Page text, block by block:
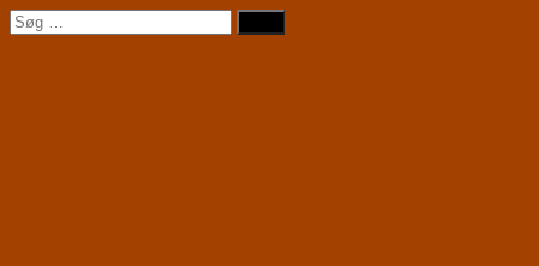
Videre
til
Søg
efter: